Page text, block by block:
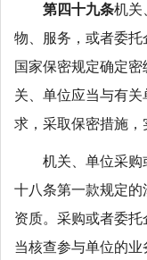
第四十九条机关
物、服务，或者委
国家保密规定确定
关、单位应当与有
求，采取保密措施，
机关、单位采购
十八条第一款规定
资质。采购或者委
当核查参与单位的业